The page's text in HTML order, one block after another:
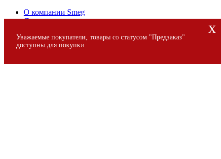
x
Уважаемые покупатели, товары со статусом "Предзаказ"
доступны для покупки.
О компании Smeg
Доставка и оплата
Сервис